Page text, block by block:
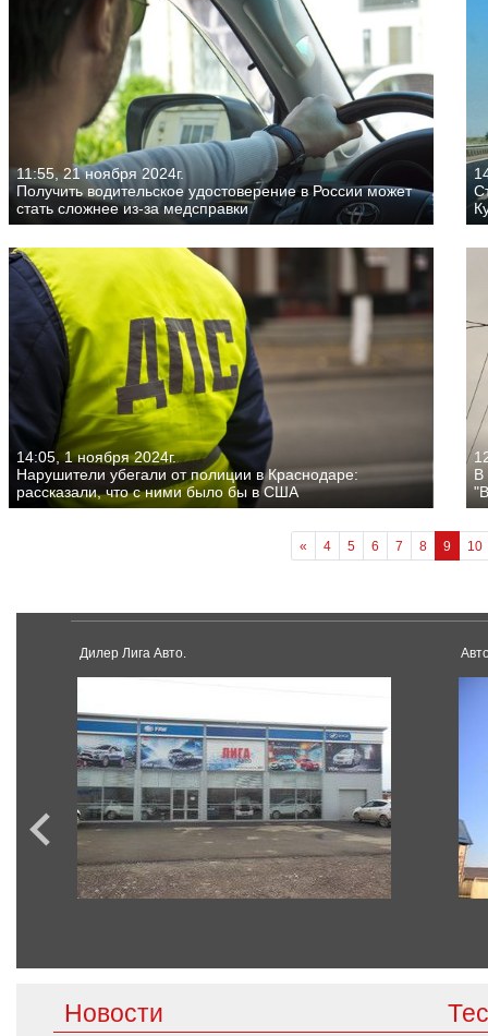
11:55, 21 ноября 2024г.
Получить водительское удостоверение в России может
стать сложнее из-за медсправки
14:05, 1 ноября 2024г.
Нарушители убегали от полиции в Краснодаре:
рассказали, что с ними было бы в США
В
« 4 5 6 7 8 9 10
Дилер Лига Авто.
Новости